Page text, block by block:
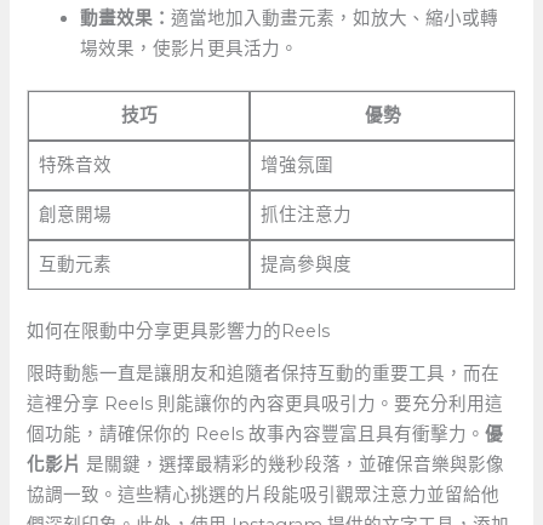
動畫效果：適當地加入動畫元素，如放大、縮小或轉
場效果，使影片更具活力。
技巧 優勢
特殊音效 增強氛圍
創意開場 抓住注意力
互動元素 提高參與度
如何在限動中分享更具影響力的Reels
限時動態一直是讓朋友和追隨者保持互動的重要工具，而在
這裡分享 ‍Reels​ 則能讓你的內容更具吸引力。要充分利用這
個功能，請確保你的‍ Reels 故事內容豐富且具有衝擊力。優
化影片 是關鍵，選擇最精彩的幾秒段落，並確保音樂與影像
協調一致。這些精心挑選的片段能吸引觀眾注意力並留給他